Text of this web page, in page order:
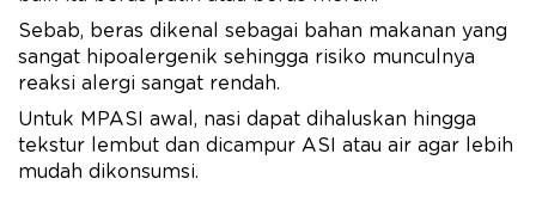
Sebab, beras dikenal sebagai bahan makanan yang
sangat hipoalergenik sehingga risiko munculnya
reaksi alergi sangat rendah.
Untuk MPASI awal, nasi dapat dihaluskan hingga
tekstur lembut dan dicampur ASI atau air agar lebih
mudah dikonsumsi.